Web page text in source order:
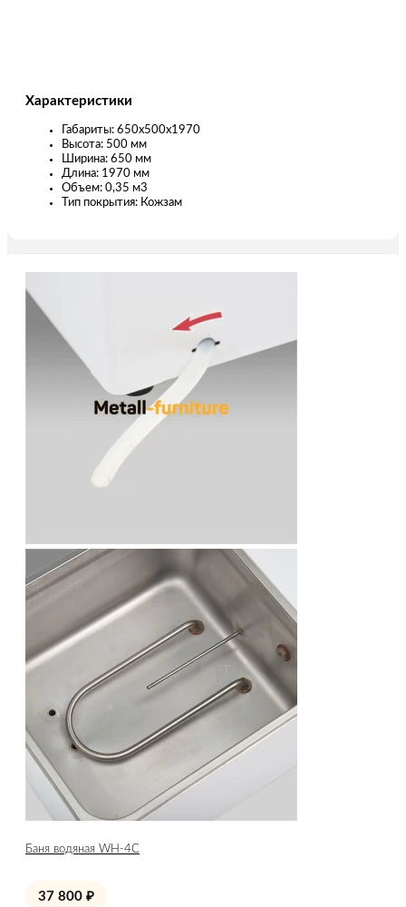
Характеристики
Габариты: 650х500х1970
Высота: 500 мм
Ширина: 650 мм
Длина: 1970 мм
Объем: 0,35 м3
Тип покрытия: Кожзам
Баня водяная WH-4C
37 800 ₽